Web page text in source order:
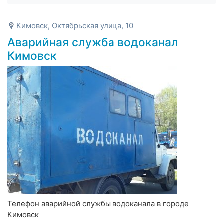
Кимовск, Октябрьская улица, 10
Аварийная служба водоканал
Кимовск
Телефон аварийной службы водоканала в городе
Кимовск